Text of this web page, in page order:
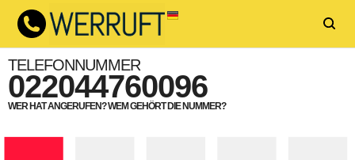
TELEFONNUMMER
022044760096
WER HAT ANGERUFEN? WEM GEHÖRT DIE NUMMER?